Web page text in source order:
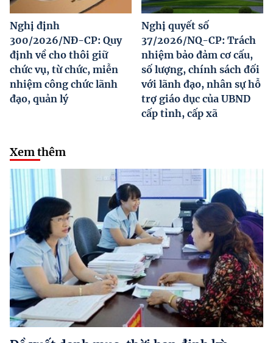
Nghị định
300/2026/NĐ-CP: Quy
định về cho thôi giữ
chức vụ, từ chức, miễn
nhiệm công chức lãnh
đạo, quản lý
Nghị quyết số
37/2026/NQ-CP: Trách
nhiệm bảo đảm cơ cấu,
số lượng, chính sách đối
với lãnh đạo, nhân sự hỗ
trợ giáo dục của UBND
cấp tỉnh, cấp xã
Xem thêm